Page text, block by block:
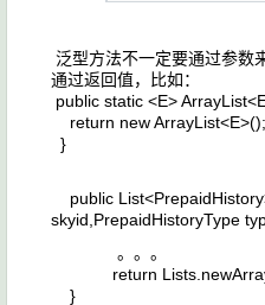
泛型方法不一定要通过参数
通过返回值，比如：
public static <E>
return new ArrayList<E>();
}
public
skyid,PrepaidHistoryType
。。。
return
}